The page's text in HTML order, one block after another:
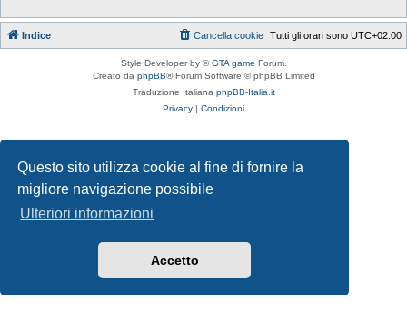
Questo sito utilizza cookie al fine di fornire la
migliore navigazione possibile
Ulteriori informazioni
Accetto
Indice Tutti gli orari sono UTC+02:00
Cancella cookie
Style Developer by ©GTA game Forum.
Creato da phpBB® Forum Software © phpBB Limited
Traduzione Italiana phpBB-Italia.it
Privacy | Condizioni